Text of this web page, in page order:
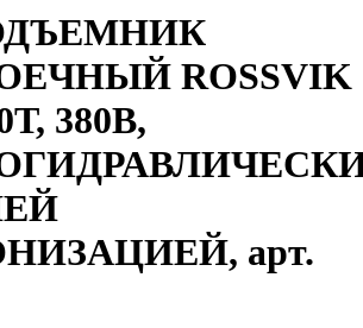
ROSSVIK
380В,
арт.